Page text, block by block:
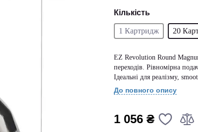
Кількість
1 Картридж 20
EZ Revolution Round
переходів. Рівномірна
Ідеальні для реалізму,
До повного опису
1 056 ₴